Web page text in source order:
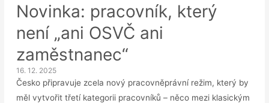
Novinka: pracovník, který
není „ani OSVČ ani
zaměstnanec“
16. 12. 2025
Česko připravuje zcela nový pracovněprávní režim, který by
měl vytvořit třetí kategorii pracovníků – něco mezi klasickým